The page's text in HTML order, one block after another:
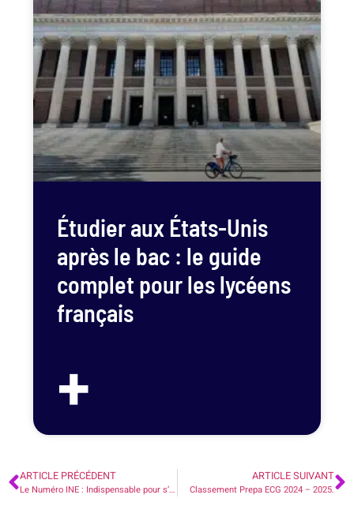
Étudier aux États-Unis
après le bac : le guide
complet pour les lycéens
français
+
ARTICLE PRÉCÉDENT
Le Numéro INE : Indispensable pour s’inscrire sur Parcoursup
ARTICLE SUIVANT
Classement Prepa ECG 2024 – 2025.